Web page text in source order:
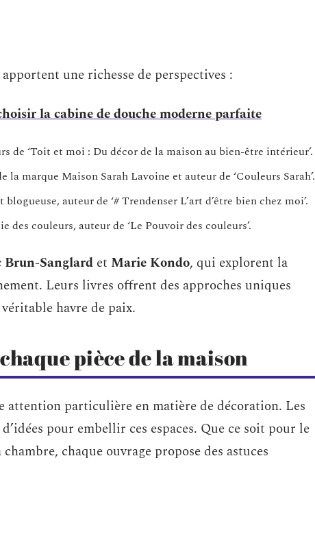
une richesse de perspectives :
la cabine de douche moderne parfaite
de ‘Toit et moi : Du décor de la maison au bien-être intérieur’.
la marque Maison Sarah Lavoine et auteur de ‘Couleurs Sarah’.
auteur de ‘# Trendenser L’art d’être bien chez moi’.
des couleurs, auteur de ‘Le Pouvoir des couleurs’.
Brun-Sanglard et Marie Kondo, qui explorent la
Leurs livres offrent des approches uniques
havre de paix.
pièce de la maison
attention particulière en matière de décoration. Les
pour embellir ces espaces. Que ce soit pour le
chaque ouvrage propose des astuces